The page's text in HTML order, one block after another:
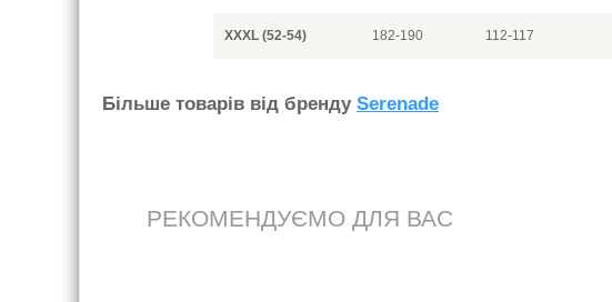
XXXL (52-54) 182-190 112-117
Бiльше товарiв вiд бренду Serenade
РЕКОМЕНДУЄМО ДЛЯ ВАС